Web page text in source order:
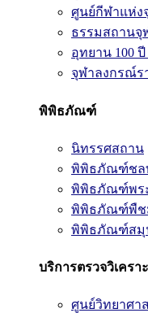
ศูนย์กีฬาแห่ง
ธรรมสถานจุ
อุทยาน 100
จุฬาลงกรณ์
พิพิธภัณฑ์
นิทรรศสถาน
พิพิธภัณฑ์ชล
พิพิธภัณฑ์พร
พิพิธภัณฑ์พืช
พิพิธภัณฑ์สมุ
บริการตรวจวิเคร
ศูนย์วิทยาศา